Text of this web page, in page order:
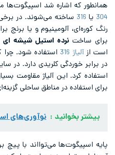
همانطور که اشاره شد اسپیگوت‌ها
304 یا 316 ساخته می‌‌شوند. در برخی
رنگ کوره‌ای، آلومینیوم و یا برنج
برای ساختنرده استیل شیشه ای
است ازآلیاژ 316
استفاده شود. چرا
در برابر خوردگی کلریدی دارد. در
استفاده کرد. این آلیاژ مقاومت
برای استفاده در مناطق ساحلی
بیشتر بخوانید : نوآوری‌های
پایه اسپیگوت‌ها می‌توااند با